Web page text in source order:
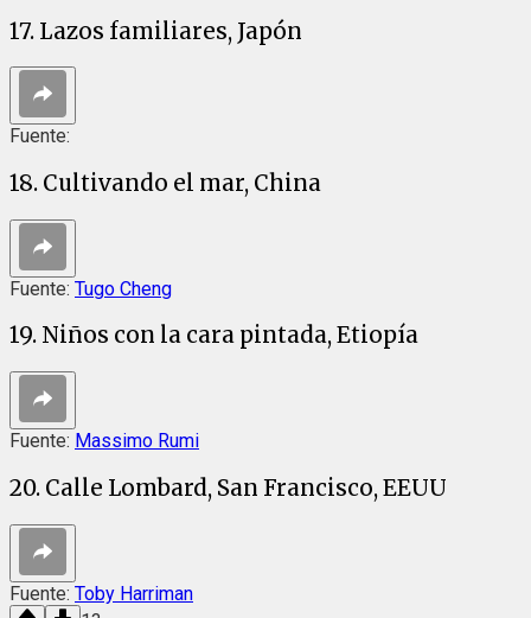
17. Lazos familiares, Japón
Fuente:
18. Cultivando el mar, China
Fuente: Tugo Cheng
19. Niños con la cara pintada, Etiopía
Fuente: Massimo Rumi
20. Calle Lombard, San Francisco, EEUU
Fuente: Toby Harriman